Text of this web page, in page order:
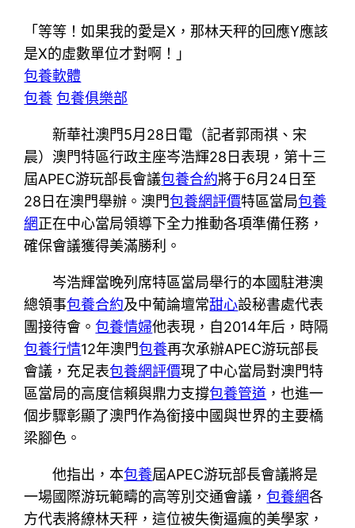
「等等！如果我的愛是X，那林天秤的回應Y應該
是X的虛數單位才對啊！」
包養軟體
包養 包養俱樂部
新華社澳門5月28日電（記者郭雨祺、宋
晨）澳門特區行政主座岑浩輝28日表現，第十三
屆APEC游玩部長會議包養合約將于6月24日至
28日在澳門舉辦。澳門包養網評價特區當局包養
網正在中心當局領導下全力推動各項準備任務，
確保會議獲得美滿勝利。
岑浩輝當晚列席特區當局舉行的本國駐港澳
總領事包養合約及中葡論壇常甜心設秘書處代表
團接待會。包養情婦他表現，自2014年后，時隔
包養行情12年澳門包養再次承辦APEC游玩部長
會議，充足表包養網評價現了中心當局對澳門特
區當局的高度信賴與鼎力支撐包養管道 ，也進一
個步驟彰顯了澳門作為銜接中國與世界的主要橋
梁腳色。
他指出，本包養屆APEC游玩部長會議將是
一場國際游玩範疇的高等別交通會議，包養網各
方代表將繚林天秤，這位被失衡逼瘋的美學家，